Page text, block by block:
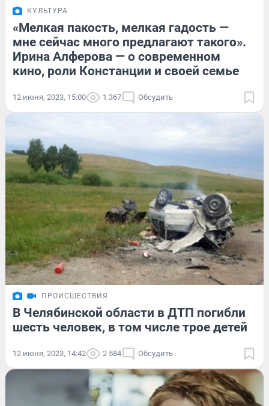
КУЛЬТУРА
«Мелкая пакость, мелкая гадость —
мне сейчас много предлагают такого».
Ирина Алферова — о современном
кино, роли Констанции и своей семье
12 июня, 2023, 15:00 1 367 Обсудить
ПРОИСШЕСТВИЯ
В Челябинской области в ДТП погибли
шесть человек, в том числе трое детей
12 июня, 2023, 14:42 2 584 Обсудить